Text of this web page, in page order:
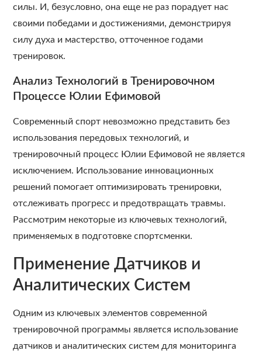
силы. И, безусловно, она еще не раз порадует нас
своими победами и достижениями, демонстрируя
силу духа и мастерство, отточенное годами
тренировок.
Анализ Технологий в Тренировочном
Процессе Юлии Ефимовой
Современный спорт невозможно представить без
использования передовых технологий, и
тренировочный процесс Юлии Ефимовой не является
исключением. Использование инновационных
решений помогает оптимизировать тренировки,
отслеживать прогресс и предотвращать травмы.
Рассмотрим некоторые из ключевых технологий,
применяемых в подготовке спортсменки.
Применение Датчиков и
Аналитических Систем
Одним из ключевых элементов современной
тренировочной программы является использование
датчиков и аналитических систем для мониторинга